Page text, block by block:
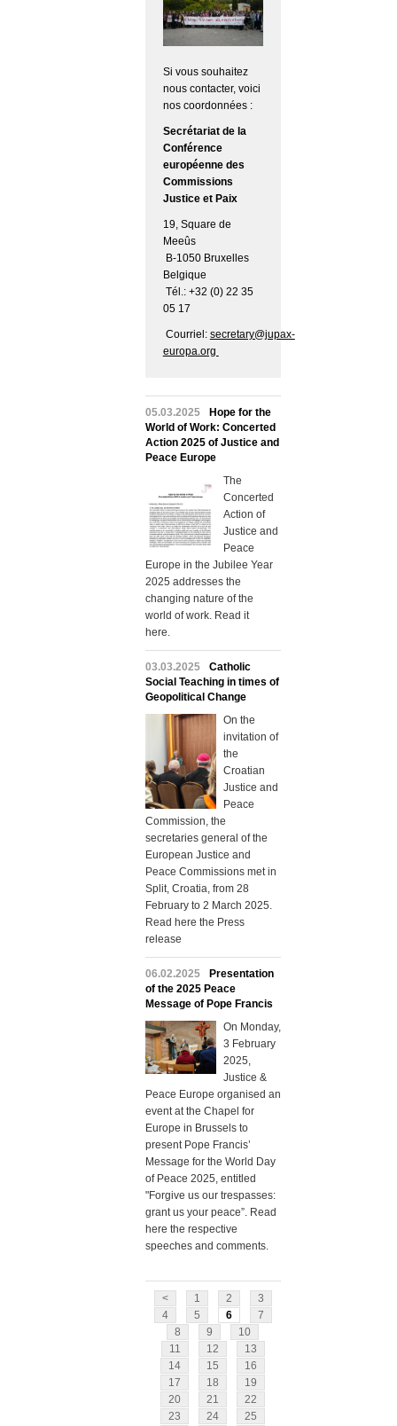
Si vous souhaitez
nous contacter, voici
nos coordonnées :
Secrétariat de la
Conférence
européenne des
Commissions
Justice et Paix
19, Square de
Meeûs
B-1050 Bruxelles
Belgique
Tél.: +32 (0) 22 35
05 17
Courriel: secretary@jupax-
europa.org
05.03.2025
Hope for the
World of Work: Concerted
Action 2025 of Justice and
Peace Europe
The
Concerted
Action of
Justice and
Peace
Europe in the Jubilee Year
2025 addresses the
changing nature of the
world of work. Read it
here.
03.03.2025
Catholic
Social Teaching in times of
Geopolitical Change
On the
invitation of
the
Croatian
Justice and
Peace
Commission, the
secretaries general of the
European Justice and
Peace Commissions met in
Split, Croatia, from 28
February to 2 March 2025.
Read here the Press
release
06.02.2025
Presentation
of the 2025 Peace
Message of Pope Francis
On Monday,
3 February
2025,
Justice &
Peace Europe organised an
event at the Chapel for
Europe in Brussels to
present Pope Francis’
Message for the World Day
of Peace 2025, entitled
"Forgive us our trespasses:
grant us your peace”. Read
here the respective
speeches and comments.
< 1 2
3
4
5 6
7
8
9
10
11
12
13
14
15
16
17
18
19
20
21
22
23
24
25